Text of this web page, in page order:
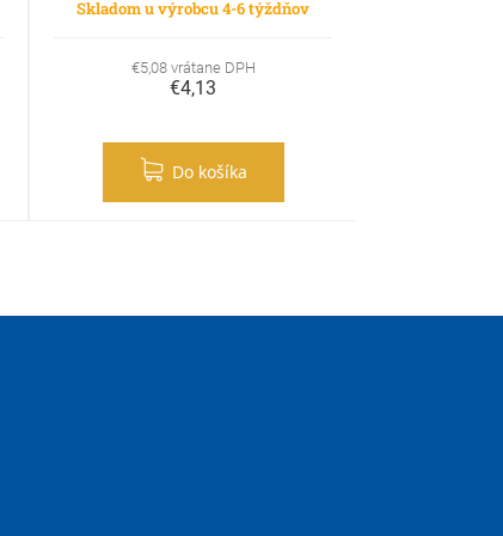
Skladom u výrobcu 4-6 týždňov
€5,08 vrátane DPH
€4,13
Do košíka